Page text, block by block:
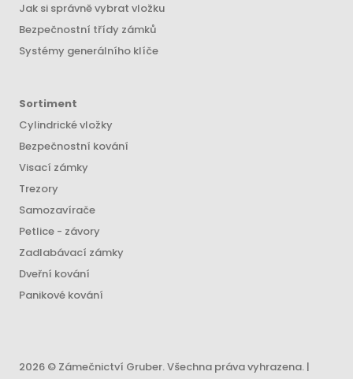
Jak si správně vybrat vložku
Bezpečnostní třídy zámků
Systémy generálního klíče
Sortiment
Cylindrické vložky
Bezpečnostní kování
Visací zámky
Trezory
Samozavírače
Petlice - závory
Zadlabávací zámky
Dveřní kování
Panikové kování
2026 © Zámečnictví Gruber. Všechna práva vyhrazena. |